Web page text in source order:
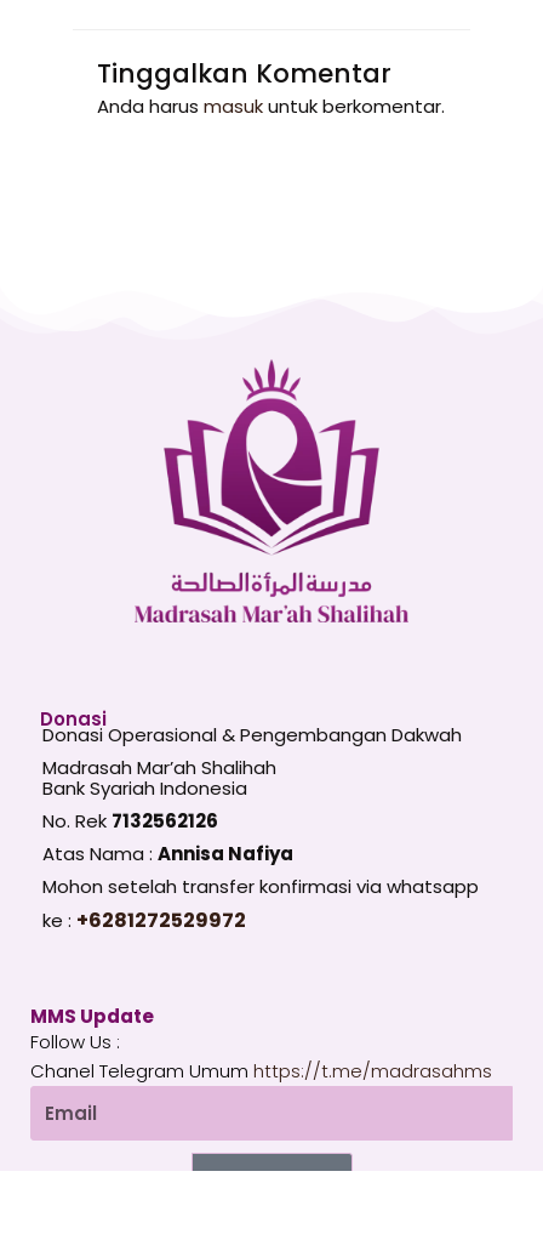
Tinggalkan Komentar
Anda harus masukuntuk berkomentar.
Donasi
Donasi Operasional & Pengembangan Dakwah
Madrasah Mar’ah Shalihah
Bank Syariah Indonesia
No. Rek 7132562126
Atas Nama : Annisa Nafiya
Mohon setelah transfer konfirmasi via whatsapp
ke : +6281272529972
MMS Update
Follow Us :
Chanel Telegram Umum https://t.me/madrasahms
Email